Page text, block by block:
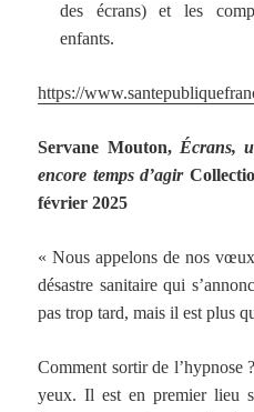
des écrans) et les
enfants.
https://
Servane Mouton, Écrans,
encore temps d’agir
février 2025
« Nous appelons de nos
désastre sanitaire qui
pas trop tard, mais il est plus
Comment sortir de l’hypnose
yeux. Il est en premier lieu